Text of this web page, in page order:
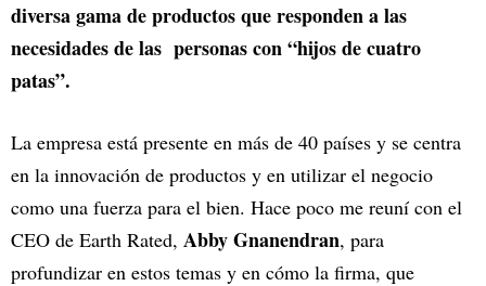
diversa gama de productos que responden a las
necesidades de las personas con “hijos de cuatro
patas”.
La empresa está presente en más de 40 países y se centra
en la innovación de productos y en utilizar el negocio
como una fuerza para el bien. Hace poco me reuní con el
CEO de Earth Rated, Abby Gnanendran, para
profundizar en estos temas y en cómo la firma, que